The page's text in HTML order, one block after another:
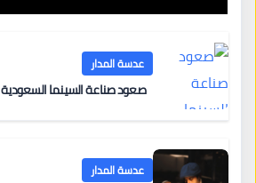
عدسة المدار
صعود صناعة السينما السعودية
عدسة المدار